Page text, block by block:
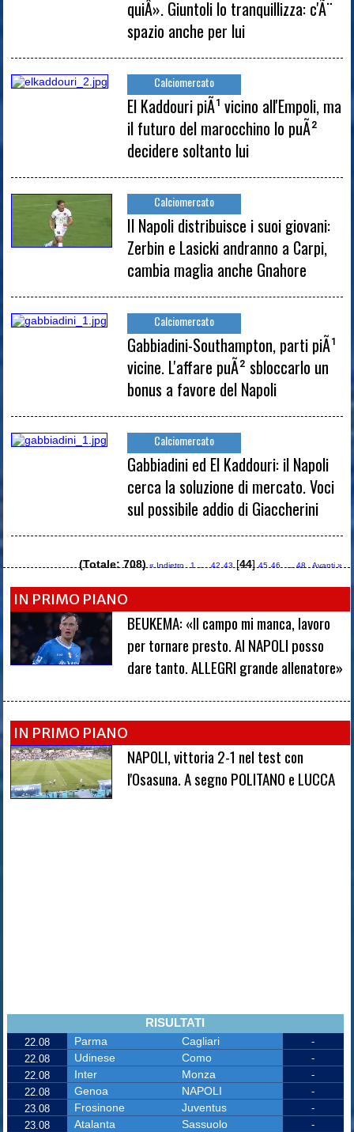
quiÂ». Giuntoli lo tranquillizza: c'Ã¨
spazio anche per lui
Calciomercato
El Kaddouri piÃ¹ vicino all'Empoli, ma
il futuro del marocchino lo puÃ²
decidere soltanto lui
Calciomercato
Il Napoli distribuisce i suoi giovani:
Zerbin e Lasicki andranno a Carpi,
cambia maglia anche Gnahore
Calciomercato
Gabbiadini-Southampton, parti piÃ¹
vicine. L'affare puÃ² sbloccarlo un
bonus a favore del Napoli
Calciomercato
Gabbiadini ed El Kaddouri: il Napoli
cerca la soluzione di mercato. Voci
sul possibile addio di Giaccherini
(Totale: 708) « Indietro 1 42 43 [44] 45 46 48 Avanti »
IN PRIMO PIANO
BEUKEMA: «Il campo mi manca, lavoro
per tornare presto. Al NAPOLI posso
dare tanto. ALLEGRI grande allenatore»
IN PRIMO PIANO
NAPOLI, vittoria 2-1 nel test con
l'Osasuna. A segno POLITANO e LUCCA
RISULTATI
22.08 Parma Cagliari
-
22.08
Udinese Como
-
22.08
Inter Monza
-
22.08
Genoa NAPOLI
-
23.08
Frosinone Juventus
-
23.08
Atalanta Sassuolo
-